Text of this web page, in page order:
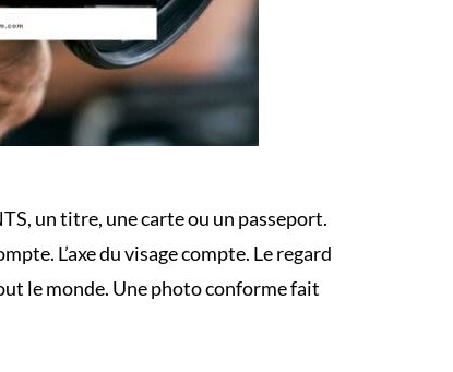
un titre, une carte ou un passeport.
L’axe du visage compte. Le regard
le monde. Une photo conforme fait